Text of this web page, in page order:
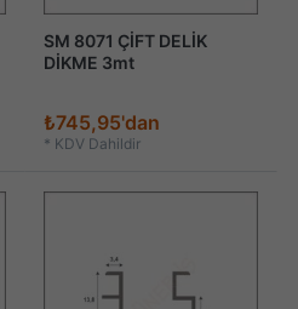
SM 8071 ÇİFT DELİK
DİKME 3mt
₺745,95'dan
* KDV Dahildir